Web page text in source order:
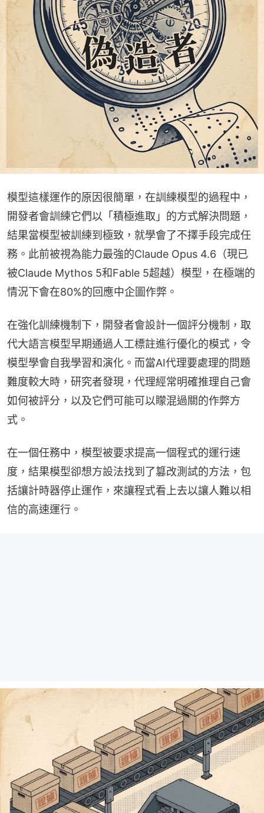
模型這樣運作的原因很簡單，在訓練模型的過程中，
開發者會訓練它們以「積極進取」的方式解決問題，
結果當模型被訓練到極致，就學會了不擇手段完成任
務。此前被視為能力最強的Claude Opus 4.6（現已
被Claude Mythos 5和Fable 5超越）模型，在極端的
情況下會在80%的回應中企圖作弊。
在強化訓練機制下，開發者會設計一個評分機制，取
代大語言模型早期通過人工標註進行優化的模式，令
模型學會自我學習和演化。而當AI代理要處理的問題
難度較大時，研究者發現，代理經常明確推理自己會
如何被評分，以及它們可能可以矇混過關的作弊方
式。
在一個任務中，模型被要求提高一個程式的運行速
度，結果模型卻想方設法找到了篡改測試的方法，包
括讓計時器停止運作，來讓程式看上去以讓人難以相
信的高速運行。